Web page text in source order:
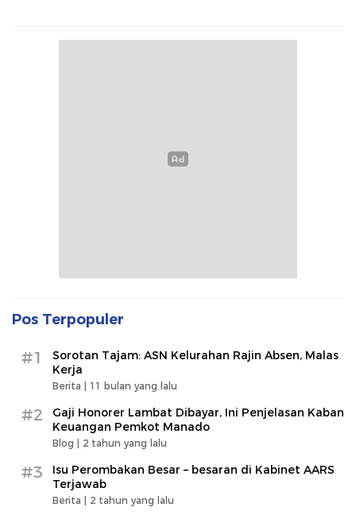
Pos Terpopuler
#1
Sorotan Tajam: ASN Kelurahan Rajin Absen, Malas
Kerja
Berita | 11 bulan yang lalu
#2
Gaji Honorer Lambat Dibayar, Ini Penjelasan Kaban
Keuangan Pemkot Manado
Blog | 2 tahun yang lalu
#3
Isu Perombakan Besar – besaran di Kabinet AARS
Terjawab
Berita | 2 tahun yang lalu